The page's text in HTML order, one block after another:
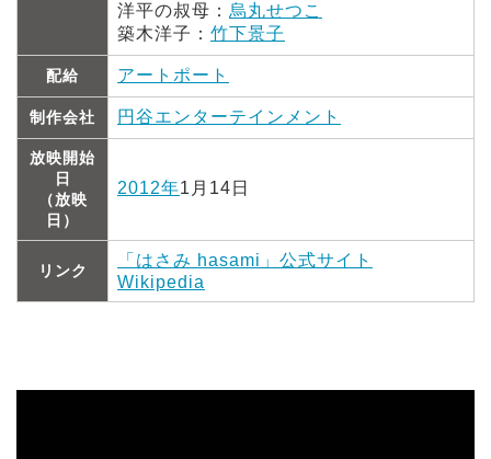
洋平の叔母： 烏丸せつこ
築木洋子： 竹下景子
配給 アートポート
制作会社 円谷エンターテインメント
放映開始
日
（放映
日）
2012年1月14日
リンク
「はさみ hasami」公式サイト
Wikipedia